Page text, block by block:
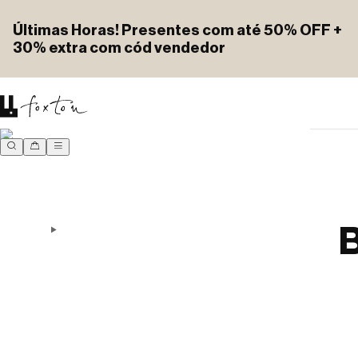
Últimas Horas! Presentes com até 50% OFF +
30% extra com cód vendedor